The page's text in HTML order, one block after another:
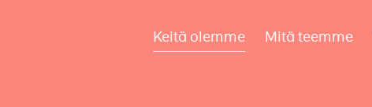
Keitä olemme Mitä teemme